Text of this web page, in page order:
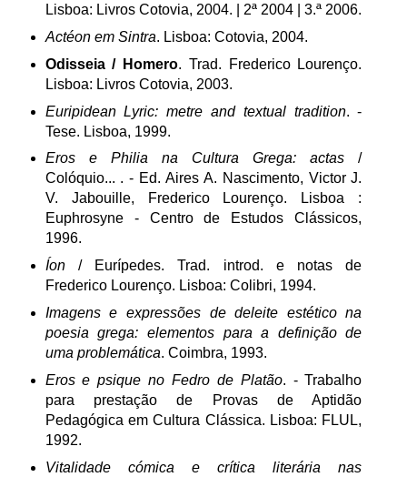
Lisboa: Livros Cotovia, 2004. | 2ª 2004 | 3.ª 2006.
Actéon em Sintra. Lisboa: Cotovia, 2004.
Odisseia / Homero. Trad. Frederico Lourenço.
Lisboa: Livros Cotovia, 2003.
Euripidean Lyric: metre and textual tradition. -
Tese. Lisboa, 1999.
Eros e Philia na Cultura Grega: actas/
Colóquio... . - Ed. Aires A. Nascimento, Victor J.
V. Jabouille, Frederico Lourenço. Lisboa :
Euphrosyne - Centro de Estudos Clássicos,
1996.
Íon/ Eurípedes. Trad. introd. e notas de
Frederico Lourenço. Lisboa: Colibri, 1994.
Imagens e expressões de deleite estético na
poesia grega: elementos para a definição de
uma problemática. Coimbra, 1993.
Eros e psique no Fedro de Platão. - Trabalho
para prestação de Provas de Aptidão
Pedagógica em Cultura Clássica. Lisboa: FLUL,
1992.
Vitalidade cómica e crítica literária nas